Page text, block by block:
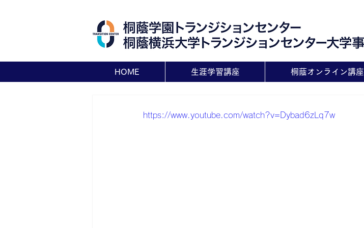
HOME 生涯学習講座 桐蔭オンライン講座
https://www.youtube.com/watch?v=Dybad6zLq7w